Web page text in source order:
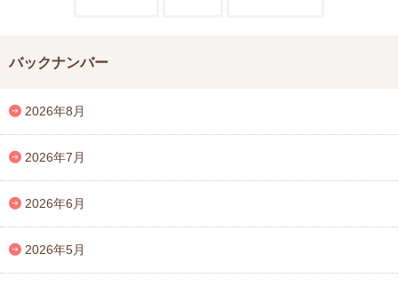
バックナンバー
2026年8月
2026年7月
2026年6月
2026年5月